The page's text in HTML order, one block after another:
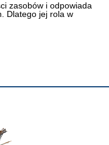
zasobów i odpowiada
Dlatego jej rola w